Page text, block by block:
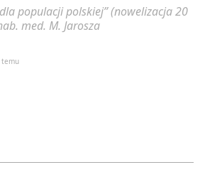
populacji polskiej” (nowelizacja 20
med. M. Jarosza
temu